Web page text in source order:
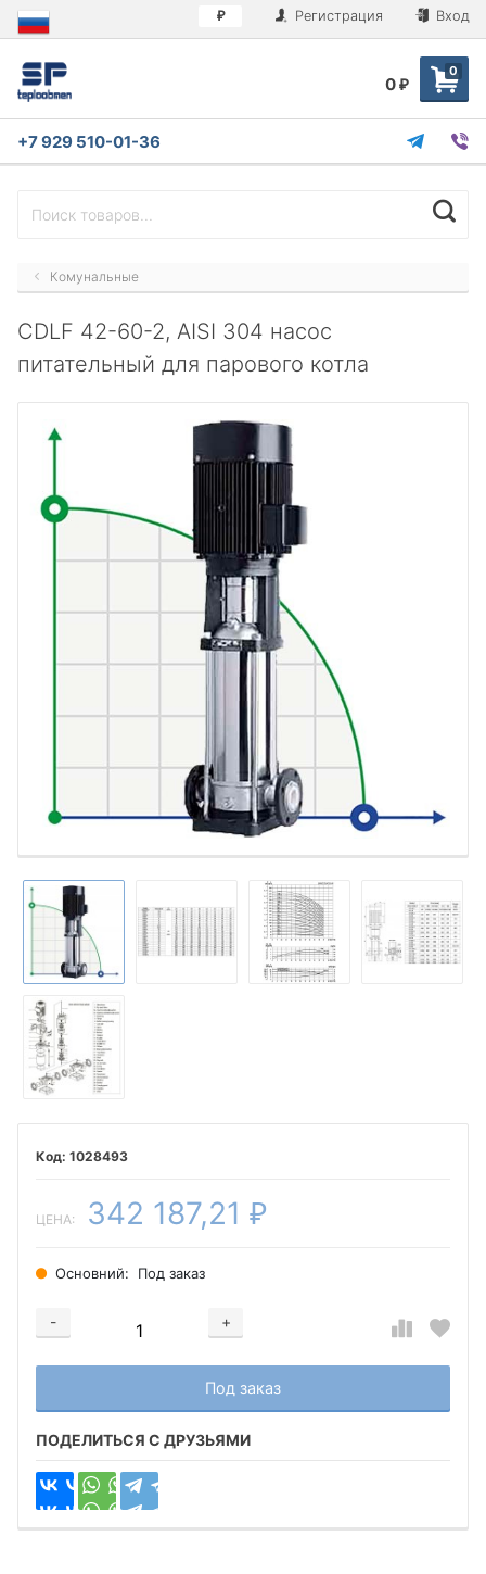
₽ Регистрация Вход
0
0 ₽
+7 929 510-01-36
Комунальные
CDLF 42-60-2, AISI 304 насос
питательный для парового котла
1028493
ЦЕНА: 342 187,21 ₽
Основний: Под заказ
-
+
Добавляется...
Под заказ
Добавлен
ПОДЕЛИТЬСЯ С ДРУЗЬЯМИ